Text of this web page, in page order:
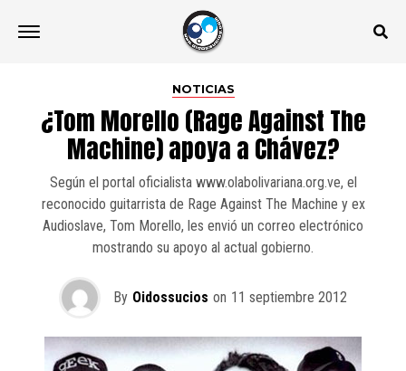
NOTICIAS
¿Tom Morello (Rage Against The
Machine) apoya a Chávez?
Según el portal oficialista www.olabolivariana.org.ve, el
reconocido guitarrista de Rage Against The Machine y ex
Audioslave, Tom Morello, les envió un correo electrónico
mostrando su apoyo al actual gobierno.
By Oidossucios on 11 septiembre 2012